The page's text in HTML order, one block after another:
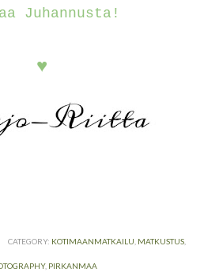
Juhannusta!
♥
CATEGORY: KOTIMAANMATKAILU, MATKUSTUS,
, PIRKANMAA